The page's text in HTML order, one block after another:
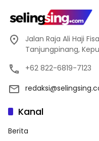
Jalan Raja Ali Haji
Tanjungpinang,
+62 822-6819-7123
Kanal
Berita